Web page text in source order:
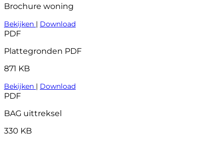
Brochure woning
Bekijken | Download
PDF
Plattegronden PDF
871 KB
Bekijken | Download
PDF
BAG uittreksel
330 KB